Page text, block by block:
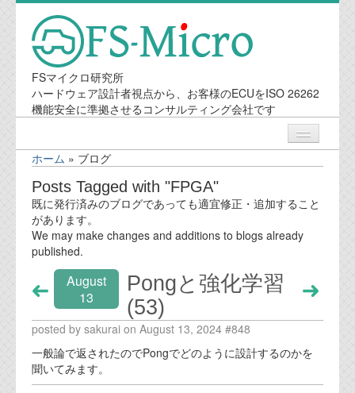
FSマイクロ研究所
ハードウェア設計者視点から、お客様のECUをISO 26262
機能安全に準拠させるコンサルティング会社です
ニュース
業務内容
会社案内
会社概要
代表ご挨拶
ホーム » ブログ
Posts Tagged with "FPGA"
既に発行済みのブログであっても適宜修正・追加すること
があります。
We may make changes and additions to blogs already
published.
August
13
Pongと強化学習
(53)
posted by sakurai on August 13, 2024 #848
一般論で返されたのでPongでどのように設計するのかを
聞いてみます。